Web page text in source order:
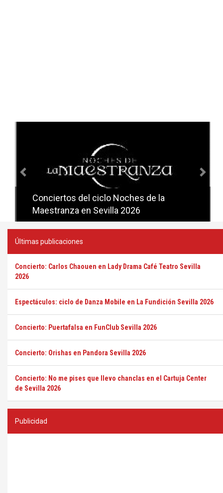
Conciertos del ciclo Noches de la
Maestranza en Sevilla 2026
Conciertos del ciclo Candlelight en
Sevilla
Últimas publicaciones
Concierto: Carlos Chaouen en Lady Drama Café Teatro Sevilla
2026
Espectáculos: ciclo de Danza Mobile en La Fundición Sevilla 2026
Concierto: Puertafalsa en FunClub Sevilla 2026
Concierto: Orishas en Pandora Sevilla 2026
Concierto: No me pises que llevo chanclas en el Cartuja Center
de Sevilla 2026
Publicidad